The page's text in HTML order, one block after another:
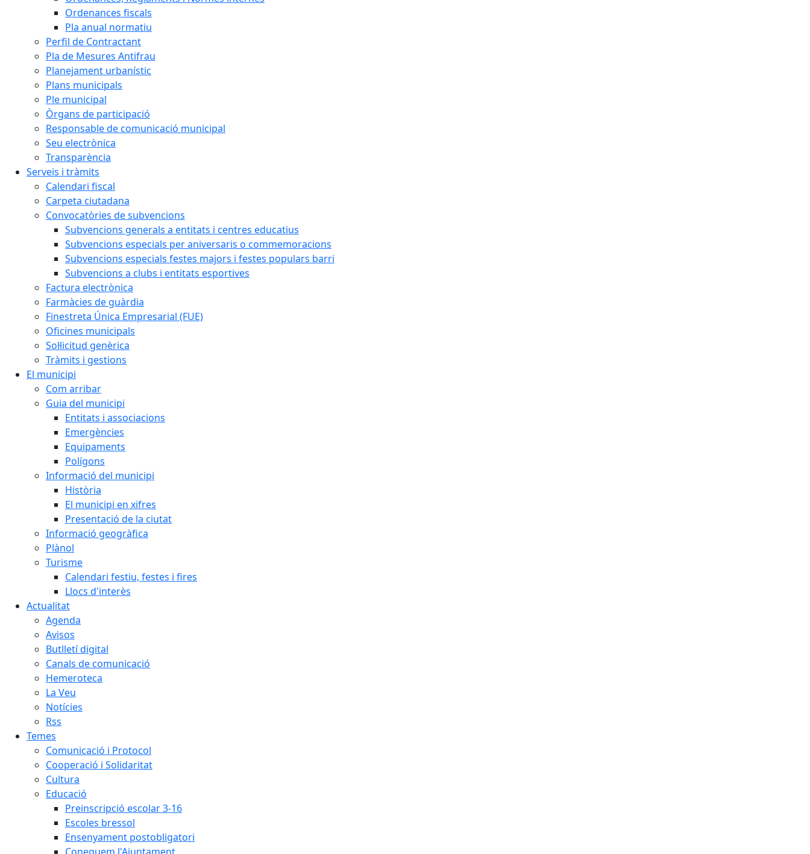
Ordenances fiscals
Pla anual normatiu
Perfil de Contractant
Pla de Mesures Antifrau
Planejament urbanístic
Plans municipals
Ple municipal
Òrgans de participació
Responsable de comunicació municipal
Seu electrònica
Transparència
Serveis i tràmits
Calendari fiscal
Carpeta ciutadana
Convocatòries de subvencions
Subvencions generals a entitats i centres educatius
Subvencions especials per aniversaris o commemoracions
Subvencions especials festes majors i festes populars barri
Subvencions a clubs i entitats esportives
Factura electrònica
Farmàcies de guàrdia
Finestreta Única Empresarial (FUE)
Oficines municipals
Sol·licitud genèrica
Tràmits i gestions
El municipi
Com arribar
Guia del municipi
Entitats i associacions
Emergències
Equipaments
Polígons
Informació del municipi
Història
El municipi en xifres
Presentació de la ciutat
Informació geogràfica
Plànol
Turisme
Calendari festiu, festes i fires
Llocs d'interès
Actualitat
Agenda
Avisos
Butlletí digital
Canals de comunicació
Hemeroteca
La Veu
Notícies
Rss
Temes
Comunicació i Protocol
Cooperació i Solidaritat
Cultura
Educació
Preinscripció escolar 3-16
Escoles bressol
Ensenyament postobligatori